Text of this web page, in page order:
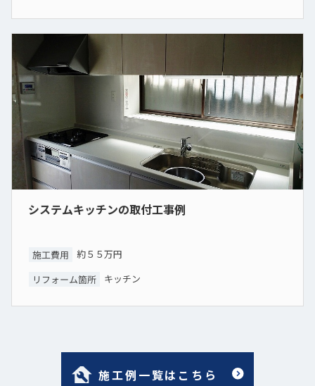
システムキッチンの取付工事例
施工費用 約５５万円
リフォーム箇所 キッチン
施工例一覧はこちら